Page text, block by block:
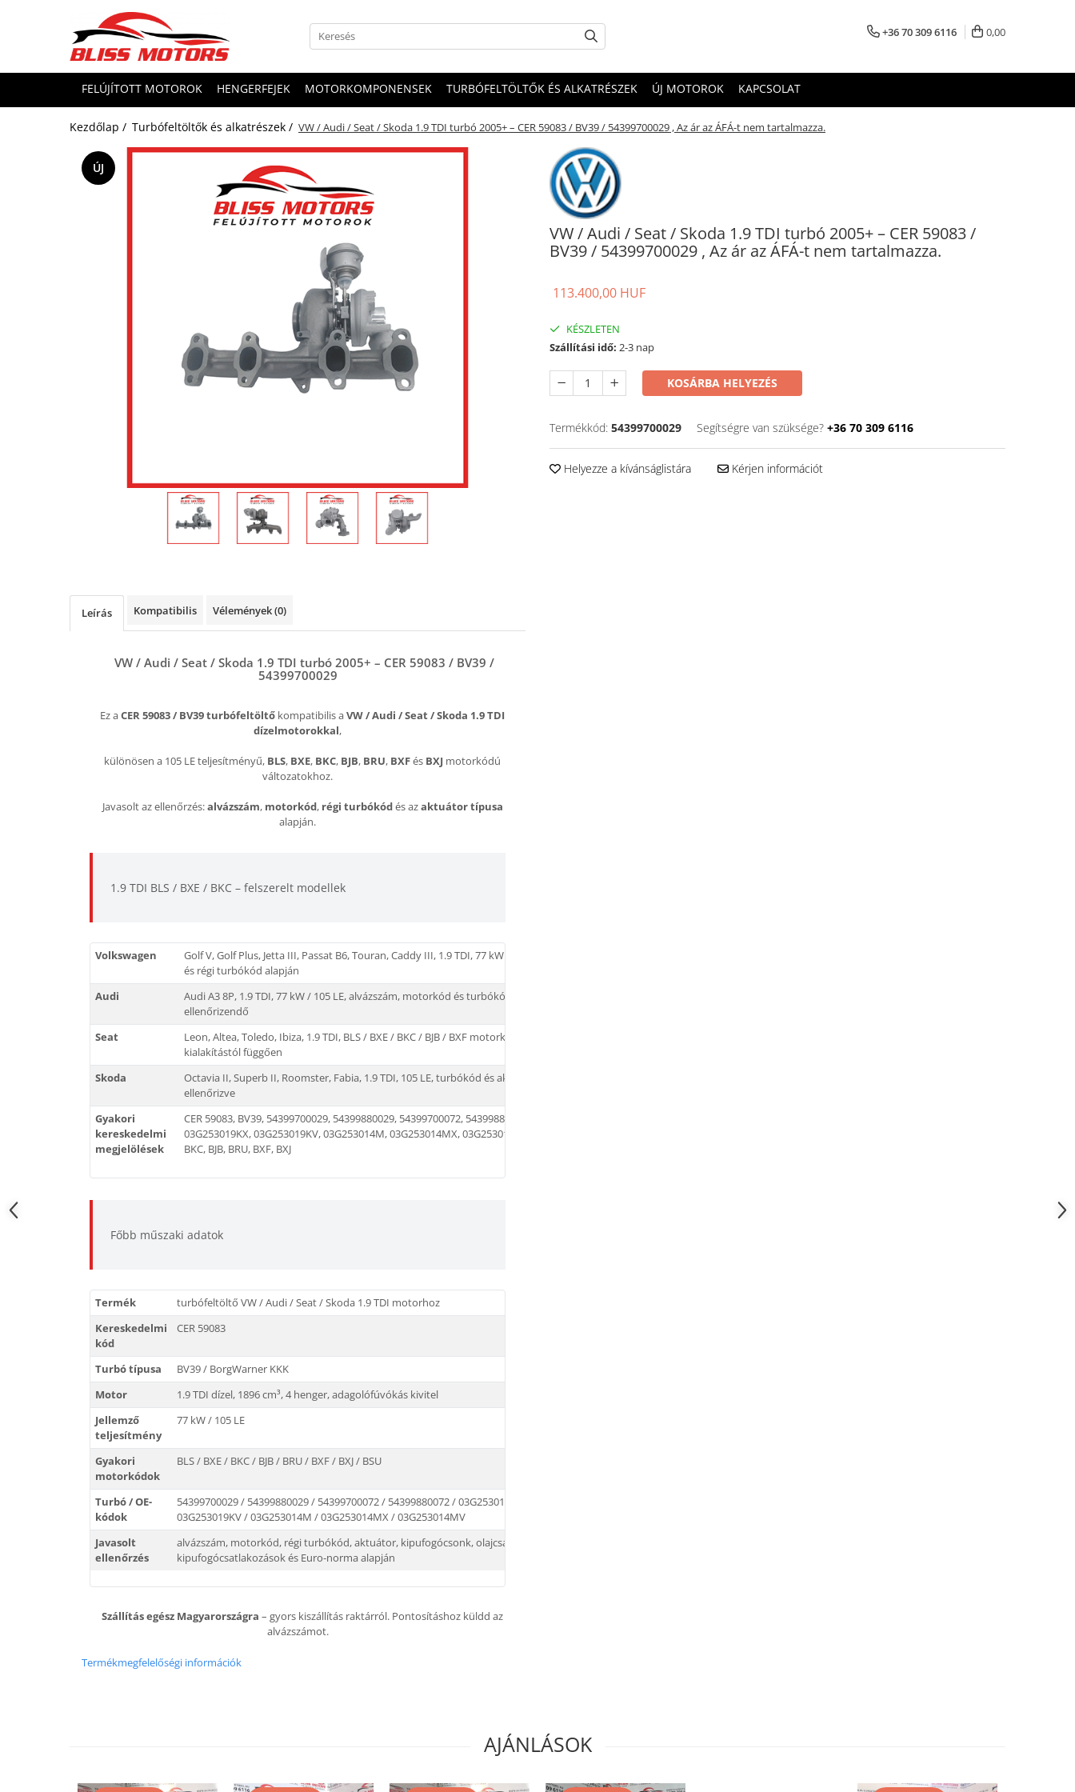
+36 70 309 6116 0,00
FELÚJÍTOTT MOTOROK HENGERFEJEK MOTORKOMPONENSEK TURBÓFELTÖLTŐK ÉS ALKATRÉSZEK ÚJ MOTOROK KAPCSOLAT
Kezdőlap / Turbófeltöltők és alkatrészek / VW / Audi / Seat / Skoda 1.9 TDI turbó 2005+ – CER 59083 / BV39 / 54399700029 , Az ár az ÁFÁ-t nem tartalmazza.
VW / Audi / Seat / Skoda 1.9 TDI turbó 2005+ – CER 59083 /
BV39 / 54399700029 , Az ár az ÁFÁ-t nem tartalmazza.
ÚJ
113.400,00 HUF
KÉSZLETEN
Szállítási idő: 2-3 nap
KOSÁRBA HELYEZÉS
Termékkód: 54399700029 Segítségre van szüksége? +36 70 309 6116
Helyezze a kívánságlistára Kérjen információt
Leírás Kompatibilis Vélemények(0)
VW / Audi / Seat / Skoda 1.9 TDI turbó 2005+ – CER 59083 / BV39 /
54399700029
Ez aCER 59083 / BV39 turbófeltöltő kompatibilis aVW / Audi / Seat / Skoda 1.9 TDI
dízelmotorokkal,
különösen a 105 LE teljesítményű, BLS, BXE, BKC, BJB, BRU, BXFés BXJ motorkódú
változatokhoz.
Javasolt az ellenőrzés:alvázszám, motorkód, régi turbókódés azaktuátor típusa
alapján.
1.9 TDI BLS / BXE / BKC – felszerelt modellek
Volkswagen
Golf V, Golf Plus, Jetta III, Passat B6, Touran, Caddy III, 1.9 TDI, 77 kW / 105 LE, motorkód
és régi turbókód alapján
Audi
Audi A3 8P, 1.9 TDI, 77 kW / 105 LE, alvázszám, motorkód és turbókód alapján
ellenőrizendő
Seat
Leon, Altea, Toledo, Ibiza, 1.9 TDI, BLS / BXE / BKC / BJB / BXF motorkódokkal,
kialakítástól függően
Skoda
Octavia II, Superb II, Roomster, Fabia, 1.9 TDI, 105 LE, turbókód és aktuátor alapján
ellenőrizve
Gyakori
kereskedelmi
megjelölések
CER 59083, BV39, 54399700029, 54399880029, 54399700072, 54399880072, 03G253019K,
03G253019KX, 03G253019KV, 03G253014M, 03G253014MX, 03G253014MV, BLS, BXE,
BKC, BJB, BRU, BXF, BXJ
Főbb műszaki adatok
Termék
turbófeltöltő VW / Audi / Seat / Skoda 1.9 TDI motorhoz
Kereskedelmi
kód
CER 59083
Turbó típusa
BV39 / BorgWarner KKK
Motor
1.9 TDI dízel, 1896 cm³, 4 henger, adagolófúvókás kivitel
Jellemző
teljesítmény
77 kW / 105 LE
Gyakori
motorkódok
BLS / BXE / BKC / BJB / BRU / BXF / BXJ / BSU
Turbó / OE-
kódok
54399700029 / 54399880029 / 54399700072 / 54399880072 / 03G253019K / 03G253019KX /
03G253019KV / 03G253014M / 03G253014MX / 03G253014MV
Javasolt
ellenőrzés
alvázszám, motorkód, régi turbókód, aktuátor, kipufogócsonk, olajcsatlakozások,
kipufogócsatlakozások és Euro-norma alapján
Szállítás egész Magyarországra – gyors kiszállítás raktárról. Pontosításhoz küldd az
alvázszámot.
Termékmegfelelőségi információk
AJÁNLÁSOK